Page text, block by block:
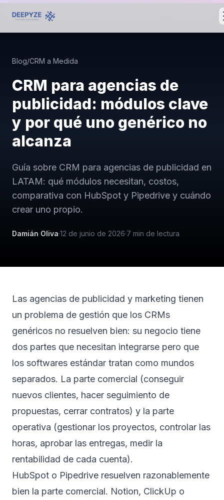
Blog/CRM a Medida
CRM para agencias de
publicidad: módulos clave
y por qué uno genérico no
alcanza
Guía sobre CRM para agencias de publicidad en
LATAM: qué módulos necesitan, costos,
comparativa con HubSpot y Pipedrive y cuándo
crear uno propio.
Damián Oliva·12 de junio de 2026·7 min de lectura
Las agencias de publicidad y marketing tienen
un problema de gestión que los CRMs
genéricos no resuelven bien: su negocio tiene
dos partes que necesitan integrarse pero que
los softwares estándar tratan como mundos
separados. La parte comercial (conseguir
nuevos clientes, hacer seguimiento de
propuestas, cerrar contratos) y la parte
operativa (gestionar los proyectos, controlar las
horas, aprobar las entregas, medir la
rentabilidad de cada cuenta).
HubSpot o Pipedrive resuelven razonablemente
bien la parte comercial. Notion, ClickUp o